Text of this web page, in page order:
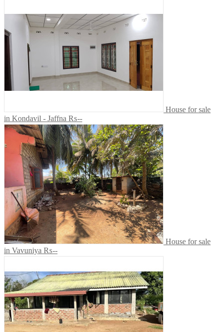
House for sale
in Kondavil - Jaffna ₨--
House for sale
in Vavuniya ₨--